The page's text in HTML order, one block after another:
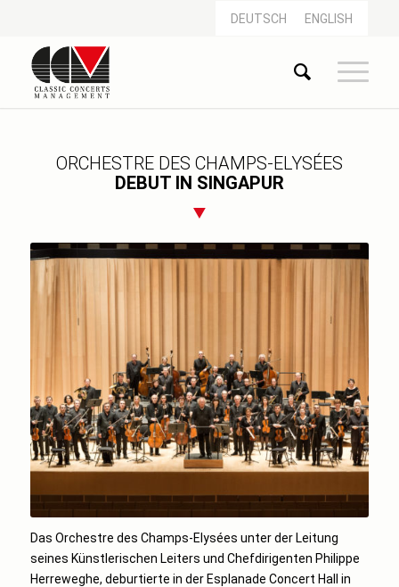
DEUTSCH ENGLISH
ORCHESTRE DES CHAMPS-ELYSÉES
DEBUT IN SINGAPUR
Das Orchestre des Champs-Elysées unter der Leitung
seines Künstlerischen Leiters und Chefdirigenten Philippe
Herreweghe, deburtierte in der Esplanade Concert Hall in